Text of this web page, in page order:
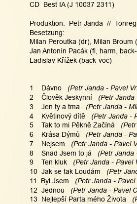
CD  Best IA (J 10037 2311)
Produktion:  Petr Janda  //
Besetzung:
Milan Peroutka (dr), Milan
Jan Antonín Pacák (fl, harm,
Ladislav Křížek (back-voc)
1    Dávno
(Petr Janda - Pavel
2    Člověk Jeskynní
(Petr Janda
3    Jen ty a tma
(Petr Janda -
4    Květinový dítě
(Petr Janda -
5    Tak to mi Pěkně Začíná
6    Krása Dýmů
(Petr Janda -
7    Nejsem
(Petr Janda - Pavel
8    Snad Jsem to já
(Petr Janda
9    Ten kluk
(Petr Janda - Pavel
10  Jak se tak Loudám
(Petr
11  Byl Jsem
(Petr Janda - Pavel
12  Jednou
(Petr Janda - Pavel
13  Nejlepší Parta mého Života